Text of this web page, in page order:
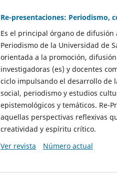
Re-presentaciones: Periodismo,
Es el principal órgano de difusión
Periodismo de la Universidad de
orientada a la promoción,
investigadoras (es) y docentes
ciclo impulsando el desarrollo de
social, periodismo y estudios
epistemológicos y temáticos. Re-
aquellas perspectivas reflexivas
creatividad y espíritu crítico.
Ver revista
Número actual